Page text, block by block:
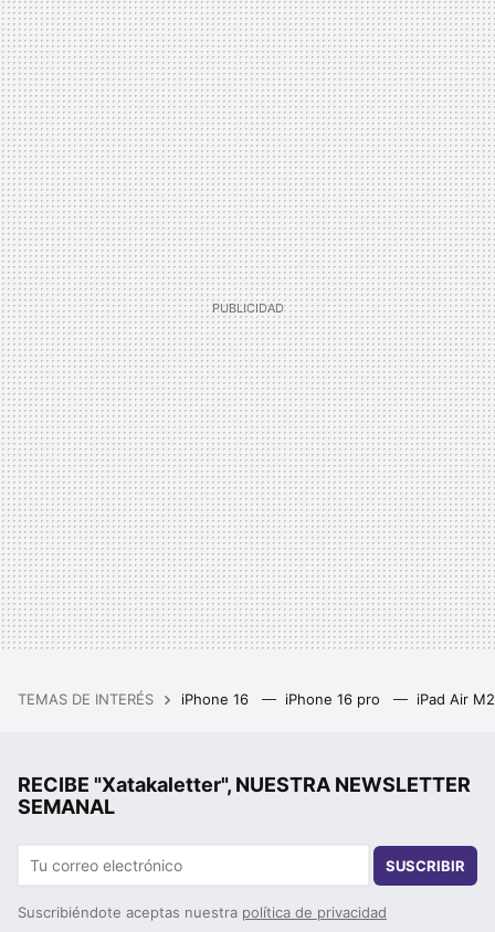
TEMAS DE INTERÉS iPhone 16 iPhone 16 pro iPad Air
RECIBE "Xatakaletter", NUESTRA NEWSLETTER
SEMANAL
SUSCRIBIR
Suscribiéndote aceptas nuestra política de privacidad